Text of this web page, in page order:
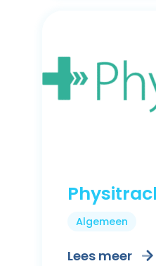
Algemeen
Lees meer